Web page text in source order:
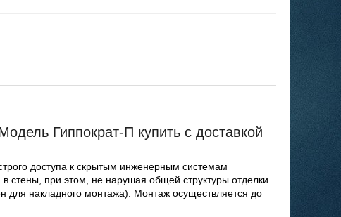
Гиппократ-П купить с доставкой
доступа к скрытым инженерным системам
стены, при этом, не нарушая общей структуры отделки.
для накладного монтажа). Монтаж осуществляется до